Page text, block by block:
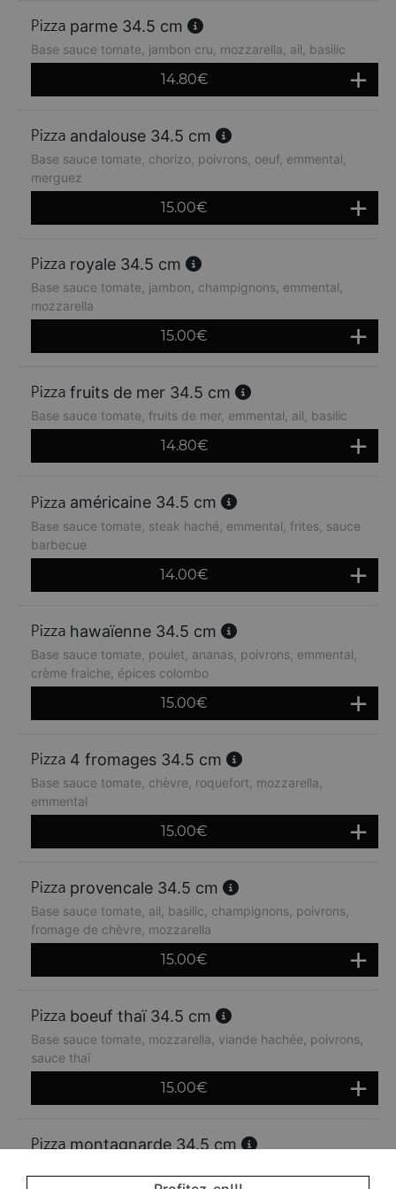
parme 34.5 cm
Base sauce tomate, jambon cru, mozzarella, ail, basilic
14.80€
andalouse 34.5 cm
Base sauce tomate, chorizo, poivrons, oeuf, emmental,
merguez
15.00€
royale 34.5 cm
Base sauce tomate, jambon, champignons, emmental,
mozzarella
15.00€
fruits de mer 34.5 cm
Base sauce tomate, fruits de mer, emmental, ail, basilic
14.80€
américaine 34.5 cm
Base sauce tomate, steak haché, emmental, frites, sauce
barbecue
14.00€
hawaïenne 34.5 cm
Base sauce tomate, poulet, ananas, poivrons, emmental,
crème fraiche, épices colombo
15.00€
4 fromages 34.5 cm
Base sauce tomate, chèvre, roquefort, mozzarella,
emmental
15.00€
provencale 34.5 cm
Base sauce tomate, ail, basilic, champignons, poivrons,
fromage de chèvre, mozzarella
15.00€
boeuf thaï 34.5 cm
Base sauce tomate, mozzarella, viande hachée, poivrons,
sauce thaï
15.00€
montagnarde 34.5 cm